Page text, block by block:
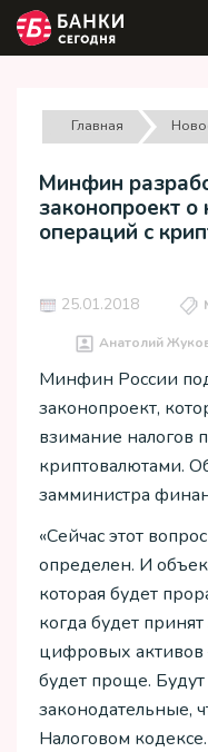
Главная
Минфин
законопроект
операций с
25.01.2018
Анатолий
Минфин России
законопроект,
взимание налогов
криптовалютами.
замминистра
«Сейчас этот
определен. И
которая будет
когда будет
цифровых
будет проще.
законодательные,
Налоговом